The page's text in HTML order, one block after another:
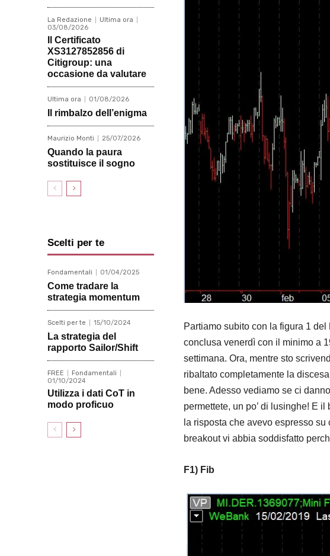
La Redazione
Ultima ora
03/08/2026
Il Certificato
XS3127852856 di
Citigroup: una
occasione da valutare
Ultima ora 01/08/2026
Il rimbalzo dell’enigma
Maurizio Monti 25/07/2026
Quando la paura
sostituisce il sogno
Scelti per te
Fondamentali 01/04/2025
Come tradare la
strategia momentum
Scelti per te 15/10/2024
La strategia del
rapporto Sailor/Shift
FREE
Fondamentali
01/10/2024
Utilizza i dati CoT in
modo proficuo
Partiamo subito con la figura 1
conclusa venerdì con il minimo a
settimana. Ora, mentre sto
ribaltato completamente la
bene. Adesso vediamo se ci
permettete, un po’ di lusinghe! E
la risposta che avevo espresso
breakout vi abbia soddisfatto
F1) Fib